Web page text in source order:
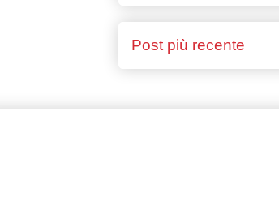
Post più recente